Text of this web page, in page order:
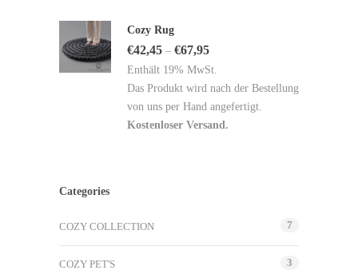
Cozy Rug
€42,45 – €67,95
Enthält 19% MwSt.
Das Produkt wird nach der Bestellung
von uns per Hand angefertigt.
Kostenloser Versand.
Categories
COZY COLLECTION 7
COZY PET'S 3